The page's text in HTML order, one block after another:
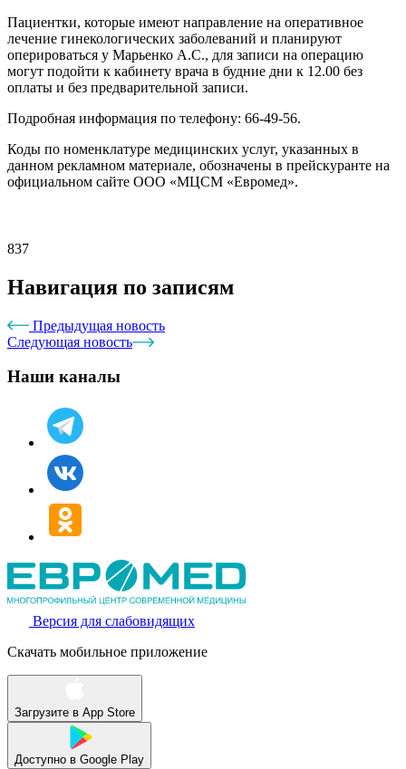
Пациентки, которые имеют направление на оперативное
лечение гинекологических заболеваний и планируют
оперироваться у Марьенко А.С., для записи на операцию
могут подойти к кабинету врача в будние дни к 12.00 без
оплаты и без предварительной записи.
Подробная информация по телефону: 66-49-56.
Коды по номенклатуре медицинских услуг, указанных в
данном рекламном материале, обозначены в прейскуранте на
официальном сайте ООО «МЦСМ «Евромед».
837
Навигация по записям
Предыдущая новость
Следующая новость
Наши каналы
Версия для слабовидящих
Скачать мобильное приложение
Загрузите в App Store
Доступно в Google Play